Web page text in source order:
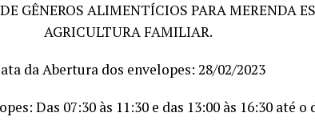
GÊNEROS ALIMENTÍCIOS PARA MERENDA
AGRICULTURA FAMILIAR.
da Abertura dos envelopes: 28/02/2023
Das 07:30 às 11:30 e das 13:00 às 16:30 até o